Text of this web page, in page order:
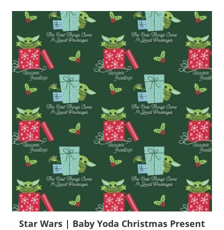
Star Wars | Baby Yoda Christmas Present